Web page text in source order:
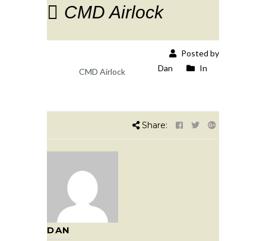
CMD Airlock
Posted by
Dan
In
CMD Airlock
Share:
DAN